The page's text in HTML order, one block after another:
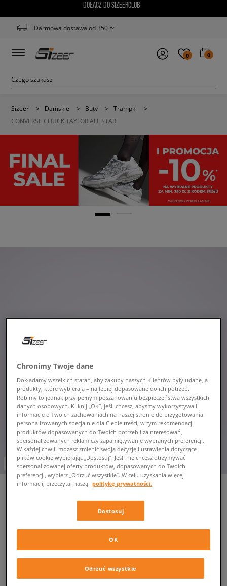
DOŁĄCZ DO SIZEERCLUB
Darmowa dostawa od 350 zł
0 0
Sizeer > Damskie > Buty > Trampki
>
CONVERSE CHUCK TAYLOR ALL STAR
-10% za min. 350 zł kod: LUCK
CONVERSE CHUCK TAYLOR
damskie, trampki
279,99 zł -14%
(najniższa cena z 30 dni przed obniżką)
Chronimy Twoje dane
Dokładamy wszelkich starań, aby zakupy naszych Klientów były udane, a
produkty, które wybierają – najlepiej dopasowane do ich potrzeb.
Robimy to jednak przy pełnym poszanowaniu bezpieczeństwa wszystkich
danych osobowych. Kliknij „OK”, jeśli chcesz, abyśmy wykorzystywali
informacje o Twoich zachowaniach na naszej stronie do przygotowania
personalizowanych specjalnie dla Ciebie treści, w tym rekomendacji
produktów dopasowanych do Twoich potrzeb i zainteresowań,
spersonalizowanych reklam czy zapamiętywanie wybranych preferencji.
W każdej chwili możesz zmienić swoją decyzję i ustawienia dotyczące
plików cookie wybierając „Dostosuj”. Jeśli nie chcesz otrzymywać
spersonalizowanej oferty produktów, dopasowanych do Twoich
preferencji, wybierz „Odrzuć wszystkie”. W celu uzyskania więcej
informacji, przeczytaj naszą politykę prywatności.
Dostosuj
Odrzuć wszystkie
OK